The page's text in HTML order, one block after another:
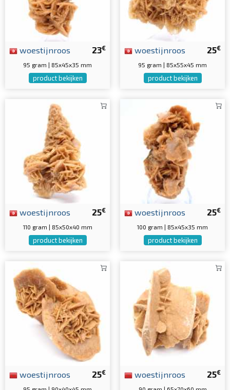
23€
woestijnroos
95 gram | 85x45x35 mm
product bekijken
25€
woestijnroos
95 gram | 85x55x45 mm
product bekijken
25€
woestijnroos
110 gram | 85x50x40 mm
product bekijken
25€
woestijnroos
100 gram | 85x45x35 mm
product bekijken
25€
woestijnroos 25€
woestijnroos